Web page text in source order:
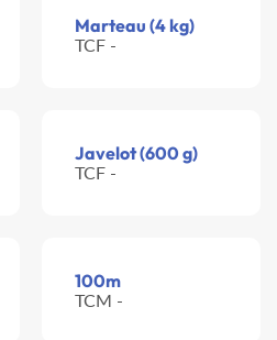
Marteau (4 kg)
TCF -
Javelot (600 g)
TCF -
100m
TCM -